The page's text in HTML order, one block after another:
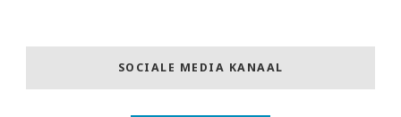
SOCIALE MEDIA KANAAL